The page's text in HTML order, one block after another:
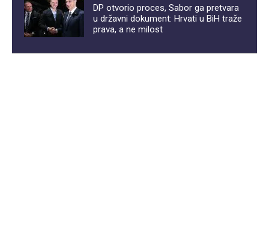
DP otvorio proces, Sabor ga pretvara
u državni dokument: Hrvati u BiH traže
prava, a ne milost